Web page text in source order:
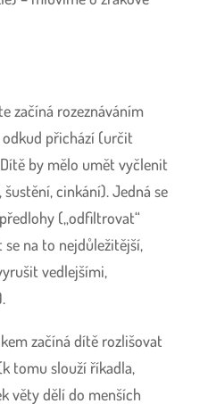
začíná rozeznáváním
odkud přichází (určit
by mělo umět vyčlenit
cinkání). Jedná se
(„odfiltrovat“
na to nejdůležitější,
vedlejšími,
začíná dítě rozlišovat
tomu slouží říkadla,
věty dělí do menších